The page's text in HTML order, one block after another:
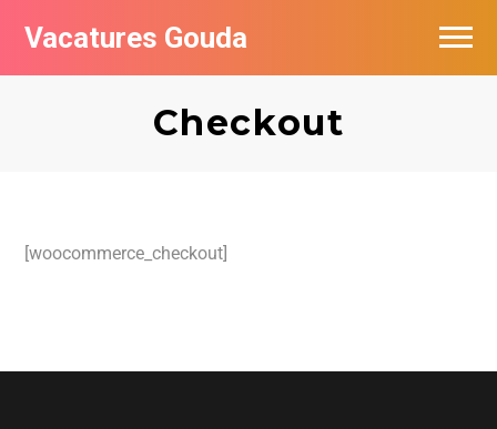
Vacatures Gouda
Checkout
[woocommerce_checkout]
Vacatures per bedrijf in Gouda
De populairste vacatures in Gouda